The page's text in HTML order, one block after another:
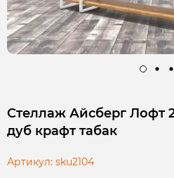
Стеллаж Айсберг Лофт
дуб крафт табак
Артикул: sku2104